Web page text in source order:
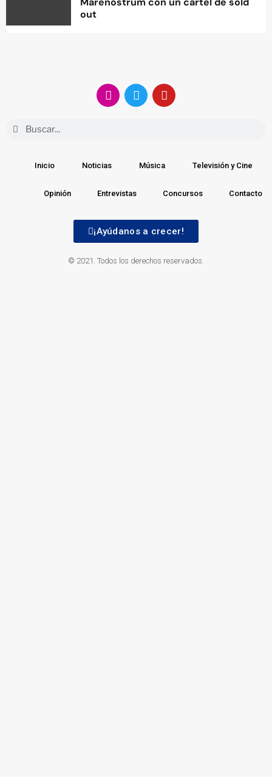
out
Inicio Noticias Música Televisión y Cine
Opinión Entrevistas Concursos Contacto
¡Ayúdanos a crecer!
© 2021. Todos los derechos reservados.